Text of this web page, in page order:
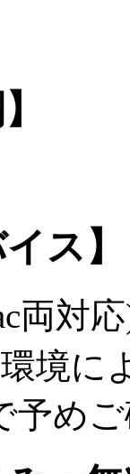
ス】
両対
境に
予め